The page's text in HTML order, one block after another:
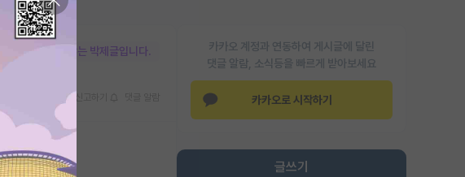
카카오 계정과 연동하여 게시글에 달린
댓글 알람, 소식등을 빠르게 받아보세요
카카오로 시작하기
글쓰기
본문이 수정되지 않는 박제글입니다.